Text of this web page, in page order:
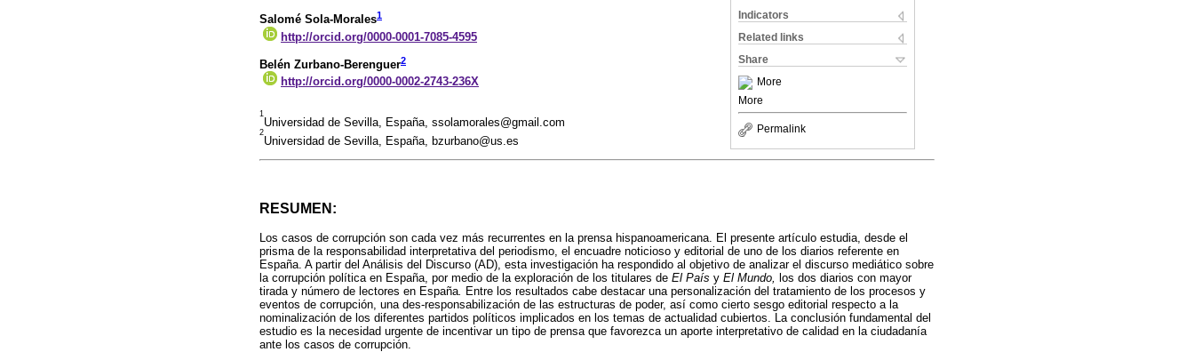
Indicators
Related links
Share
More
More
Permalink
Salomé Sola-Morales1
http://orcid.org/0000-0001-7085-4595
Belén Zurbano-Berenguer2
http://orcid.org/0000-0002-2743-236X
1
Universidad de Sevilla, España, ssolamorales@gmail.com
2
Universidad de Sevilla, España, bzurbano@us.es
RESUMEN:
Los casos de corrupción son cada vez más recurrentes en la prensa hispanoamericana. El presente artículo estudia, desde el
prisma de la responsabilidad interpretativa del periodismo, el encuadre noticioso y editorial de uno de los diarios referente en
España. A partir del Análisis del Discurso (AD), esta investigación ha respondido al objetivo de analizar el discurso mediático sobre
la corrupción política en España, por medio de la exploración de los titulares de El País y El Mundo,
los dos diarios con mayor
tirada y número de lectores en España
Entre los resultados cabe destacar una personalización del tratamiento de los procesos y
eventos de corrupción, una des-responsabilización de las estructuras de poder, así como cierto sesgo editorial respecto a la
nominalización de los diferentes partidos políticos implicados en los temas de actualidad cubiertos. La conclusión fundamental del
estudio es la necesidad urgente de incentivar un tipo de prensa que favorezca un aporte interpretativo de calidad en la ciudadanía
ante los casos de corrupción.